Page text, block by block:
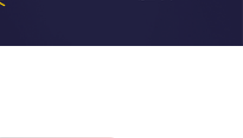
者VS90胜者